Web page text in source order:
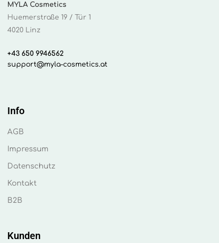
MYLA Cosmetics
Huemerstraße 19 / Tür 1
4020 Linz
+43 650 9946562
support@myla-cosmetics.at
Info
AGB
Impressum
Datenschutz
Kontakt
B2B
Kunden